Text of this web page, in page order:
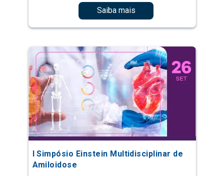
Saiba mais
I Simpósio Einstein Multidisciplinar de
Amiloidose